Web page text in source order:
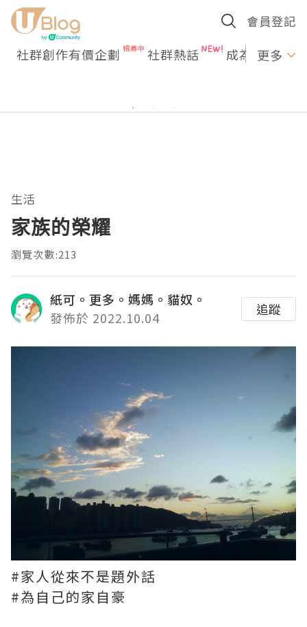
會員登記
社群創作有價企劃 社群熱話 成為U更多
生活
家族的榮耀
瀏覽次數:213
紙可。更多。媽媽。貓奴。
發佈於 2022.10.04
追蹤
#家人從來不是題外話
#為自己的家自豪